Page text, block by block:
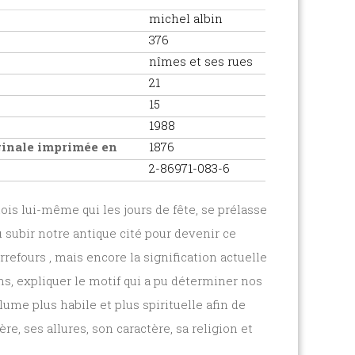
michel albin
376
nîmes et ses rues
21
15
1988
imprimée en
1876
2-86971-083-6
lui-même qui les jours de fête, se prélasse
subir notre antique cité pour devenir ce
, mais encore la signification actuelle
expliquer le motif qui a pu déterminer nos
plus habile et plus spirituelle afin de
ses allures, son caractère, sa religion et